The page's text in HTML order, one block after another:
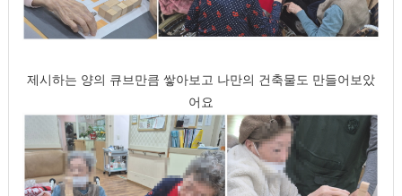
제시하는 양의 큐브만큼 쌓아보고 나만의 건축물도 만들어보았
어요